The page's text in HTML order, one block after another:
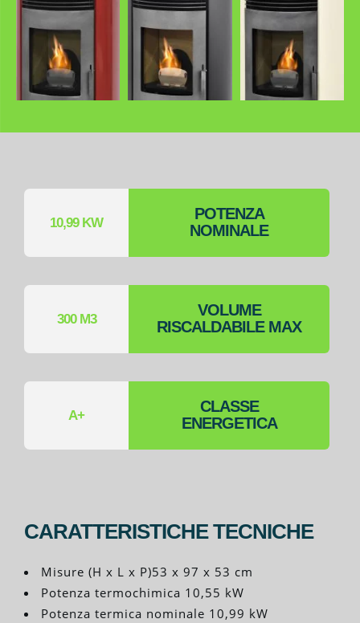
10,99 KW
POTENZA
NOMINALE
300 M3
VOLUME
RISCALDABILE MAX
A+
CLASSE
ENERGETICA
CARATTERISTICHE TECNICHE
Misure (H x L x P)53 x 97 x 53 cm
Potenza termochimica 10,55 kW
Potenza termica nominale 10,99 kW